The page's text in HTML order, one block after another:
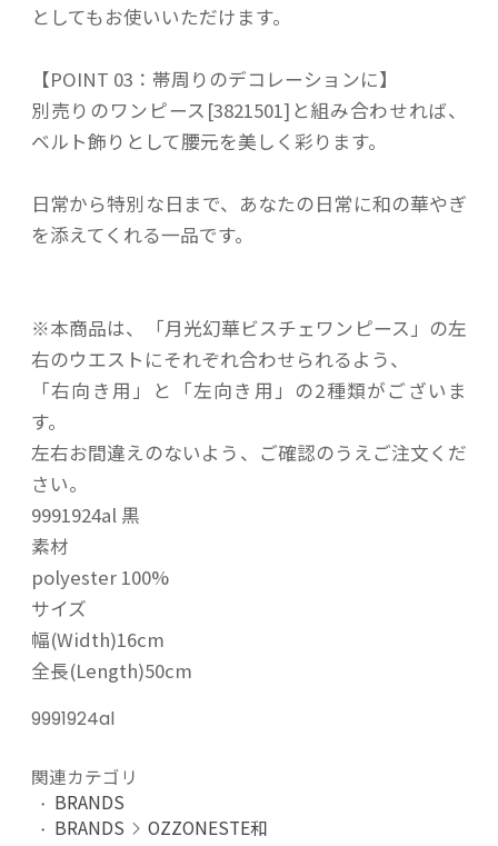
としてもお使いいただけます。
【POINT 03：帯周りのデコレーションに】
別売りのワンピース[3821501]と組み合わせれば、
ベルト飾りとして腰元を美しく彩ります。
日常から特別な日まで、あなたの日常に和の華やぎ
を添えてくれる一品です。
※本商品は、「月光幻華ビスチェワンピース」の左
右のウエストにそれぞれ合わせられるよう、
「右向き用」と「左向き用」の2種類がございま
す。
左右お間違えのないよう、ご確認のうえご注文くだ
さい。
9991924al 黒
素材
polyester 100%
サイズ
幅(Width)16cm
全長(Length)50cm
9991924al
関連カテゴリ
BRANDS
BRANDS
OZZONESTE和